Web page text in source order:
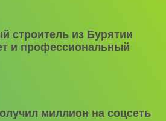
строитель из Бурятии
и профессиональный
миллион на соцсеть